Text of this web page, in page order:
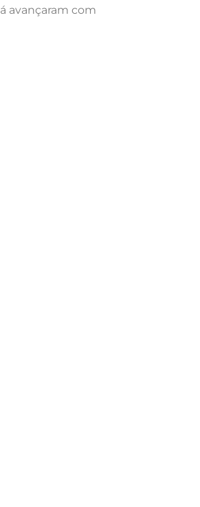
avançaram com